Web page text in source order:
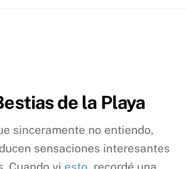
de la Playa
sinceramente no entiendo,
sensaciones interesantes
Cuando vi esto, recordé una